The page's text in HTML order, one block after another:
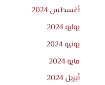
أغسطس 2024
يوليو 2024
يونيو 2024
مايو 2024
أبريل 2024